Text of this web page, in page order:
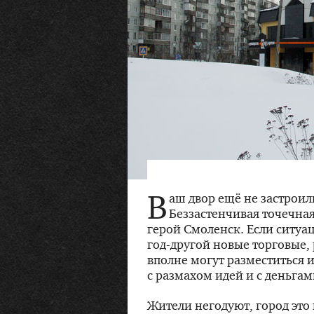
Ваш двор ещё не
Беззастенчивая
герой Смоленск. Если
год-другойновые
вполне могут
с размахом идей и с
Жители негодуют, город